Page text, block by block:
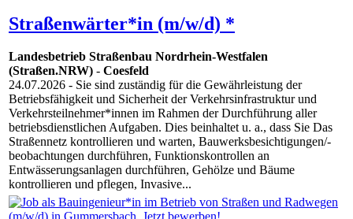
Straßenwärter*in (m/w/d) *
Landesbetrieb Straßenbau Nordrhein-Westfalen
(Straßen.NRW) - Coesfeld
24.07.2026 - Sie sind zuständig für die Gewährleistung der
Betriebsfähigkeit und Sicherheit der Verkehrsinfrastruktur und
Verkehrsteilnehmer*innen im Rahmen der Durchführung aller
betriebsdienstlichen Aufgaben. Dies beinhaltet u. a., dass Sie Das
Straßennetz kontrollieren und warten, Bauwerksbesichtigungen/-
beobachtungen durchführen, Funktionskontrollen an
Entwässerungsanlagen durchführen, Gehölze und Bäume
kontrollieren und pflegen, Invasive...